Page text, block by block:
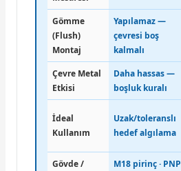
Gömme
(Flush)
Montaj
Yapılamaz —
çevresi boş
kalmalı
Çevre Metal
Etkisi
Daha hassas —
boşluk kuralı
İdeal
Kullanım
Uzak/toleranslı
hedef algılama
Gövde /
M18 pirinç · PNP